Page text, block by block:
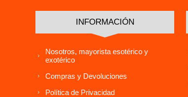
INFORMACIÓN
Nosotros, mayorista esotérico y
exotérico
Compras y Devoluciones
Política de Privacidad